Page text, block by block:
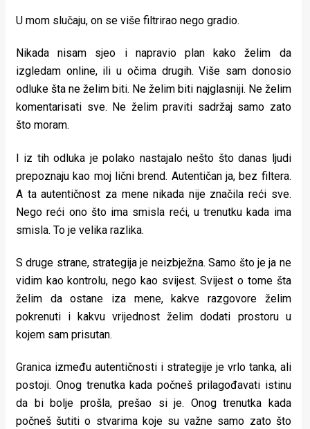
U mom slučaju, on se više filtrirao nego gradio.
Nikada nisam sjeo i napravio plan kako želim da
izgledam online, ili u očima drugih. Više sam donosio
odluke šta ne želim biti. Ne želim biti najglasniji. Ne želim
komentarisati sve. Ne želim praviti sadržaj samo zato
što moram.
I iz tih odluka je polako nastajalo nešto što danas ljudi
prepoznaju kao moj lični brend. Autentičan ja, bez filtera.
A ta autentičnost za mene nikada nije značila reći sve.
Nego reći ono što ima smisla reći, u trenutku kada ima
smisla. To je velika razlika.
S druge strane, strategija je neizbježna. Samo što je ja ne
vidim kao kontrolu, nego kao svijest. Svijest o tome šta
želim da ostane iza mene, kakve razgovore želim
pokrenuti i kakvu vrijednost želim dodati prostoru u
kojem sam prisutan.
Granica između autentičnosti i strategije je vrlo tanka, ali
postoji. Onog trenutka kada počneš prilagođavati istinu
da bi bolje prošla, prešao si je. Onog trenutka kada
počneš šutiti o stvarima koje su važne samo zato što